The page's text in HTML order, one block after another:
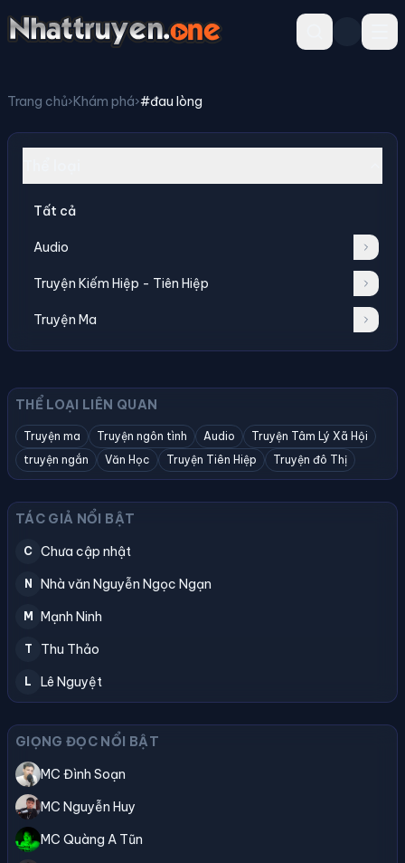
Trang chủ›Khám phá›#đau lòng
Tất cả
Audio
Truyện Kiếm Hiệp - Tiên Hiệp
Truyện Ma
THỂ LOẠI LIÊN QUAN
Truyện ma Truyện ngôn tình Audio
Truyện Tâm Lý Xã Hội
truyện ngắn
Văn Học Truyện Tiên Hiệp Truyện đô Thị
TÁC GIẢ NỔI BẬT
C Chưa cập nhật
N Nhà văn Nguyễn Ngọc Ngạn
M Mạnh Ninh
T Thu Thảo
L Lê Nguyệt
GIỌNG ĐỌC NỔI BẬT
MC Đình Soạn
MC Nguyễn Huy
MC Quàng A Tũn